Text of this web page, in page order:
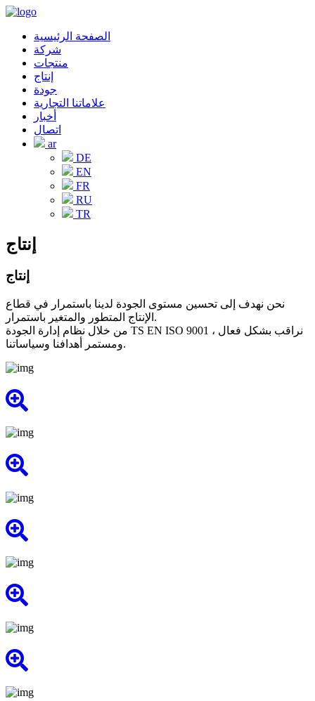
الصفحة الرئيسية
شركة
منتجات
إنتاج
جودة
علاماتنا التجارية
أخبار
اتصال
ar
DE
EN
FR
RU
TR
إنتاج
إنتاج
نحن نهدف إلى تحسين مستوى الجودة لدينا باستمرار في قطاع
الإنتاج المتطور والمتغير باستمرار.
من خلال نظام إدارة الجودة TS EN ISO 9001 ، نراقب بشكل فعال
ومستمر أهدافنا وسياساتنا.